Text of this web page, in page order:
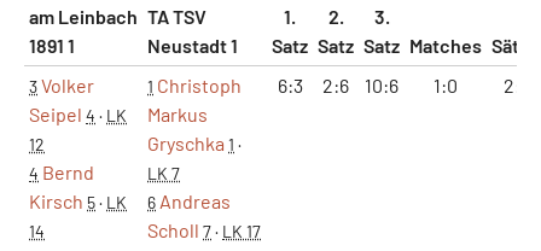
am Leinbach
1891 1
TA TSV
Neustadt 1
1.
Satz
2.
Satz
3.
Satz Matches Sätze
3Volker
Seipel 4 · LK
12
4 Bernd
Kirsch 5· LK
14
1 Christoph
Markus
Gryschka 1 ·
LK 7
6 Andreas
Scholl 7· LK 17
6:3 2:6 10:6 1:0 2:1